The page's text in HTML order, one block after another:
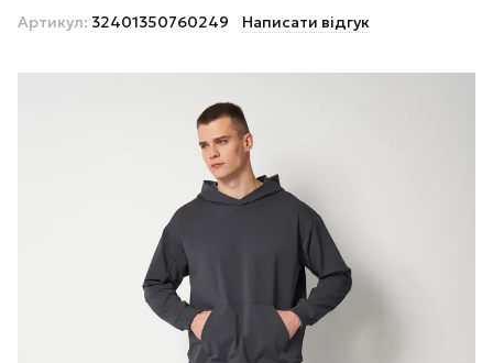
Артикул: 32401350760249 Написати відгук